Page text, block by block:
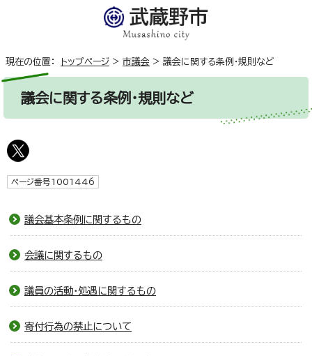
現在の位置： トップページ > 市議会 > 議会に関する条例・規則など
議会に関する条例・規則など
ページ番号1001446
議会基本条例に関するもの
会議に関するもの
議員の活動・処遇に関するもの
寄付行為の禁止について